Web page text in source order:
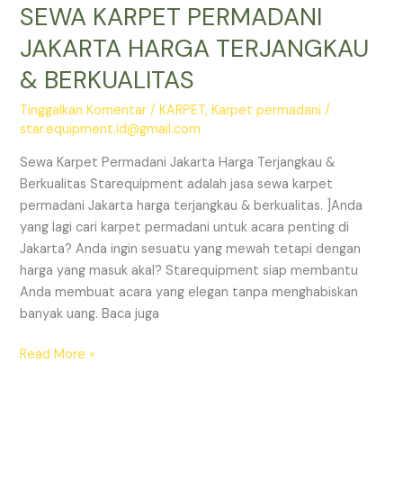
SEWA KARPET PERMADANI
JAKARTA HARGA TERJANGKAU
& BERKUALITAS
Tinggalkan Komentar /KARPET,Karpet permadani /
star.equipment.id@gmail.com
Sewa Karpet Permadani Jakarta Harga Terjangkau &
Berkualitas Starequipment adalah jasa sewa karpet
permadani Jakarta harga terjangkau & berkualitas. ]Anda
yang lagi cari karpet permadani untuk acara penting di
Jakarta? Anda ingin sesuatu yang mewah tetapi dengan
harga yang masuk akal? Starequipment siap membantu
Anda membuat acara yang elegan tanpa menghabiskan
banyak uang. Baca juga
SEWA
Read More »